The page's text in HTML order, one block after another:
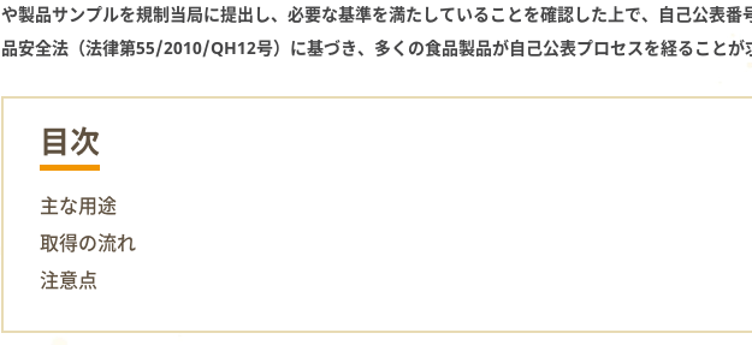
や製品サンプルを規制当局に提出し、必要な基準を満たしていることを確認した上で、自己公表番
品安全法（法律第55/2010/QH12号）に基づき、多くの食品製品が自己公表プロセスを経ることが
目次
主な用途
取得の流れ
注意点